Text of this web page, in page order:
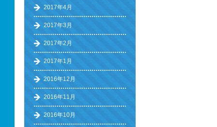
2017年4月
2017年3月
2017年2月
2017年1月
2016年12月
2016年11月
2016年10月